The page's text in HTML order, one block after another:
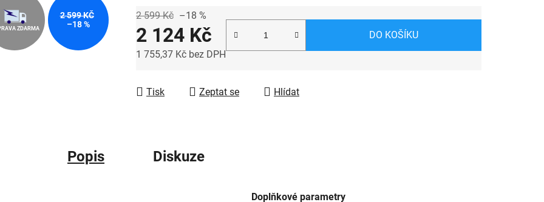
2 599 Kč –18 %
2 124 Kč
1 755,37 Kč bez DPH
DO KOŠÍKU
Tisk Zeptat se Hlídat
ZDARMA
2 599 KČ
–18 %
Popis Diskuze
Doplňkové parametry